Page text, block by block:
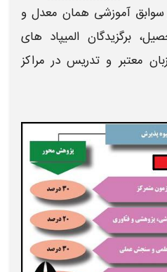
سوابق آموزشی همان معدل و
برگزیدگان المیپاد های
معتبر و تدریس در مراکز